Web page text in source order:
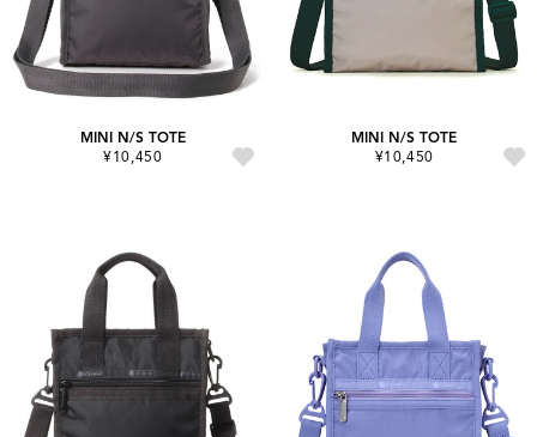
MINI N/S TOTE
¥10,450
MINI N/S TOTE
¥10,450